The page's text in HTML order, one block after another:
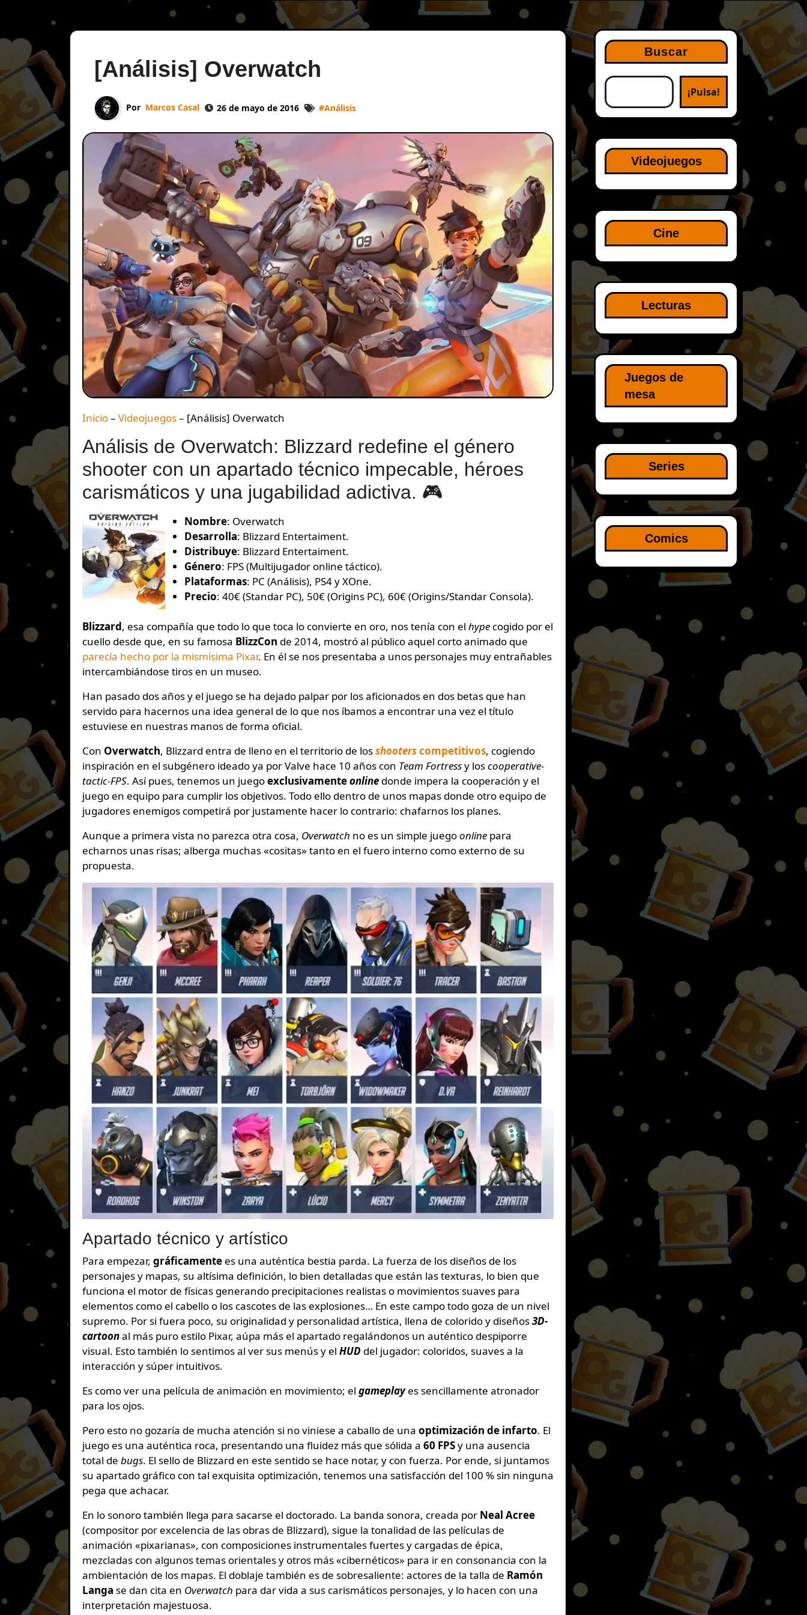
[Análisis] Overwatch
Por Marcos Casal 26 de mayo de 2016 #Análisis
Inicio– Videojuegos– [Análisis] Overwatch
Análisis de Overwatch: Blizzard redefine el género
shooter con un apartado técnico impecable, héroes
carismáticos y una jugabilidad adictiva. 🎮
Nombre: Overwatch
Desarrolla: Blizzard Entertaiment.
Distribuye: Blizzard Entertaiment.
Género: FPS (Multijugador online táctico).
Plataformas: PC (Análisis), PS4 y XOne.
Precio: 40€ (Standar PC), 50€ (Origins PC), 60€ (Origins/Standar Consola).
Blizzard, esa compañía que todo lo que toca lo convierte en oro, nos tenía con el hype cogido por el
cuello desde que, en su famosa BlizzCon de 2014, mostró al público aquel corto animado que
parecía hecho por la mismísima Pixar. En él se nos presentaba a unos personajes muy entrañables
intercambiándose tiros en un museo.
Han pasado dos años y el juego se ha dejado palpar por los aficionados en dos betas que han
servido para hacernos una idea general de lo que nos íbamos a encontrar una vez el título
estuviese en nuestras manos de forma oficial.
Con Overwatch, Blizzard entra de lleno en el territorio de losshooterscompetitivos, cogiendo
inspiración en el subgénero ideado ya por Valve hace 10 años con Team Fortressy loscooperative-
tactic-FPS. Así pues, tenemos un juegoexclusivamenteonline donde impera la cooperación y el
juego en equipo para cumplir los objetivos. Todo ello dentro de unos mapas donde otro equipo de
jugadores enemigos competirá por justamente hacer lo contrario: chafarnos los planes.
Aunque a primera vista no parezca otra cosa, Overwatch no es un simple juegoonline para
echarnos unas risas; alberga muchas «cositas» tanto en el fuero interno como externo de su
propuesta.
Apartado técnico y artístico
Para empezar, gráficamente es una auténtica bestia parda. La fuerza de los diseños de los
personajes y mapas, su altísima definición, lo bien detalladas que están las texturas, lo bien que
funciona el motor de físicas generando precipitaciones realistas o movimientos suaves para
elementos como el cabello o los cascotes de las explosiones… En este campo todo goza de un nivel
supremo. Por si fuera poco, su originalidad y personalidad artística, llena de colorido y diseños3D-
cartoonal más puro estilo Pixar, aúpa más el apartado regalándonos un auténtico despiporre
visual. Esto también lo sentimos al ver sus menús y el HUD del jugador: coloridos, suaves a la
interacción y súper intuitivos.
Es como ver una película de animación en movimiento; el gameplayes sencillamente atronador
para los ojos.
Pero esto no gozaría de mucha atención si no viniese a caballo de una optimización de infarto. El
juego es una auténtica roca, presentando una fluidez más que sólida a 60 FPSy una ausencia
total de bugs. El sello de Blizzard en este sentido se hace notar, y con fuerza. Por ende, si juntamos
su apartado gráfico con tal exquisita optimización, tenemos una satisfacción del 100 % sin ninguna
pega que achacar.
En lo sonoro también llega para sacarse el doctorado. La banda sonora, creada por Neal Acree
(compositor por excelencia de las obras de Blizzard), sigue la tonalidad de las películas de
animación «pixarianas», con composiciones instrumentales fuertes y cargadas de épica,
mezcladas con algunos temas orientales y otros más «cibernéticos» para ir en consonancia con la
ambientación de los mapas. El doblaje también es de sobresaliente: actores de la talla de Ramón
Langa se dan cita en Overwatch para dar vida a sus carismáticos personajes, y lo hacen con una
interpretación majestuosa.
Buscar
¡Pulsa!
Videojuegos
Cine
Lecturas
Juegos de
mesa
Series
Comics